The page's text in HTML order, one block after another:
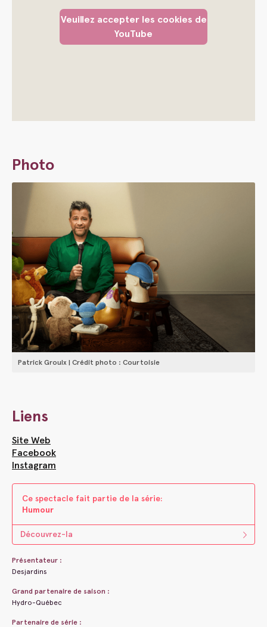
Veuillez accepter les cookies de
YouTube
Photo
Patrick Groulx | Crédit photo : Courtoisie
Liens
Site Web
Facebook
Instagram
Ce spectacle fait parti​e ​de la s​é​rie:
Humour
Découvrez-la
Présentateur :
Desjardins
Grand partenaire de saison :
Hydro-Québec
Partenaire de série :